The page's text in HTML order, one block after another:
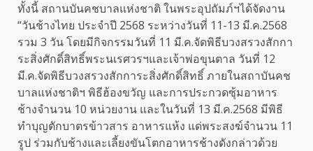
ทั้งนี้ สถานบันคชบาลแห่งชาติ ในพระอุปถัมภ์ฯได้จัดงาน
“วันช้างไทย ประจำปี 2568 ระหว่างวันที่ 11-13 มี.ค.2568
รวม 3 วัน โดยมีกิจกรรมวันที่ 11 มี.ค.จัดพิธีบวงสรวงสักกา
ระสิ่งศักดิ์สิทธิ์พระนเรศวรฯและเจ้าพ่อขุนตาล วันที่ 12
มี.ค.จัดพิธีบวงสรวงสักการะสิ่งศักดิ์สิทธิ์ ภายในสถาบันคช
บาลแห่งชาติฯ พิธีฮ้องขวัญ และการประกวดซุ้มอาหาร
ช้างจำนวน 10 หน่วยงาน และในวันที่ 13 มี.ค.2568 มีพิธี
ทำบุญตักบาตรข้าวสาร อาหารแห้ง แด่พระสงฆ์จำนวน 11
รูป ร่วมกับช้างและเลี้ยงขันโตกอาหารช้างดังกล่าวด้วย